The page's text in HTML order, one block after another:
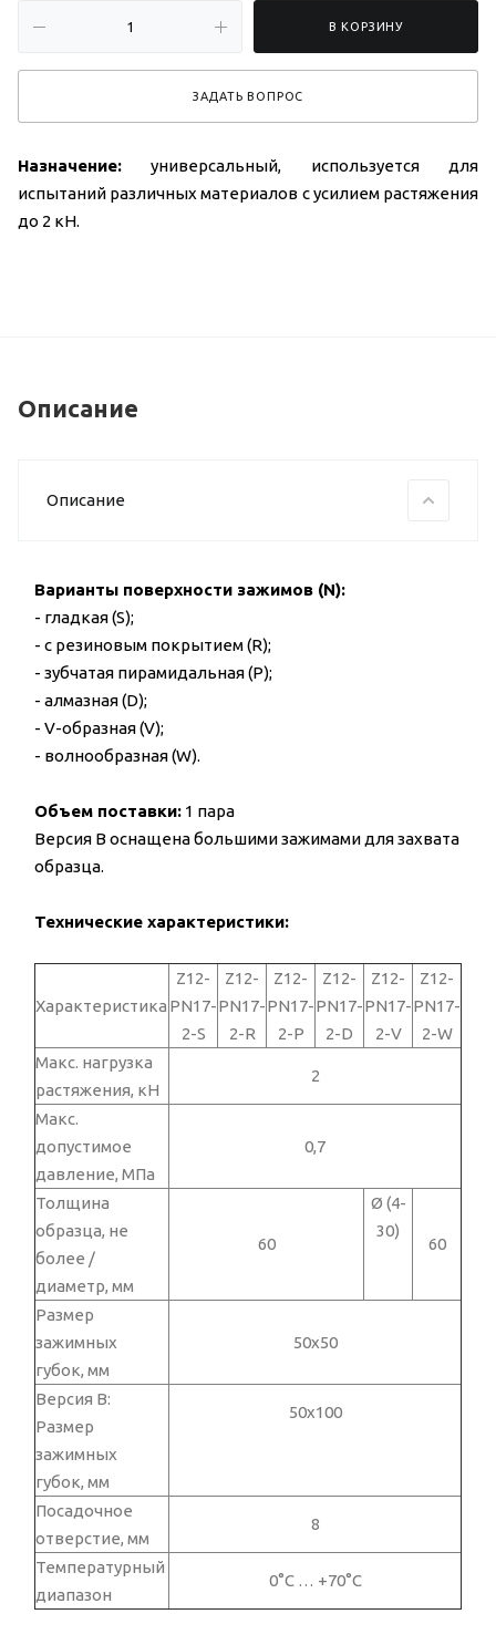
В КОРЗИНУ
ЗАДАТЬ ВОПРОС
Назначение: универсальный, используется для
испытаний различных материалов с усилием растяжения
до 2 кН.
Описание
Описание
Варианты поверхности зажимов (N):
- гладкая (S);
- с резиновым покрытием (R);
- зубчатая пирамидальная (P);
- алмазная (D);
- V-образная (V);
- волнообразная (W).
Объем поставки: 1 пара
Версия В оснащена большими зажимами для захвата
образца.
Технические характеристики:
Характеристика
Z12-
PN17-
2-S
Z12-
PN17-
2-R
Z12-
PN17-
2-P
Z12-
PN17-
2-D
Z12-
PN17-
2-V
Z12-
PN17-
2-W
Макс. нагрузка
растяжения, кН
2
Макс.
допустимое
давление, МПа
0,7
Толщина
образца, не
более /
диаметр, мм
60
Ø (4-
30)
60
Размер
зажимных
губок, мм
50х50
Версия В:
Размер
зажимных
губок, мм
50х100
Посадочное
отверстие, мм
8
Температурный
диапазон
0°C … +70°C